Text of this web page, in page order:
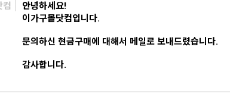
컴
안녕하세요!
이가구몰닷컴입니다.
문의하신 현금구매에 대해서 메일로 보내드렸습니다.
감사합니다.